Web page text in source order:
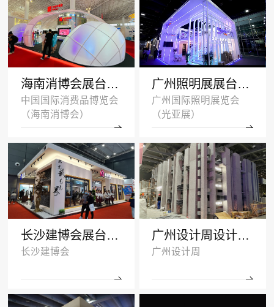
海南消博会展台设计搭建案例-王府井集团-深圳展示设计公司
中国国际消费品博览会
（海南消博会）
广州照明展展台设计搭建案例 -沐光无主灯
广州国际照明展览会
（光亚展）
长沙建博会展台搭建案例-诺拓铝材
长沙建博会
广州设计周设计搭建案例-卡布奇诺瓷砖
广州设计周